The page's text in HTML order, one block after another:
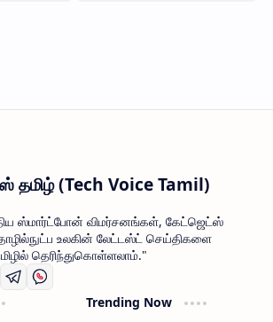
தமிழ் (Tech Voice Tamil)
ஸ்மார்ட்போன் விமர்சனங்கள், கேட்ஜெட்ஸ்
உலகின் லேட்டஸ்ட் செய்திகளை
தெரிந்துகொள்ளலாம்."
Trending Now